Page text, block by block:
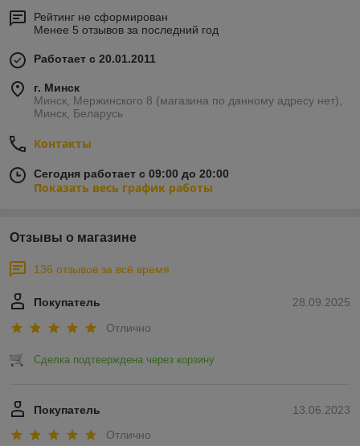
Рейтинг не сформирован
Менее 5 отзывов за последний год
Работает с 20.01.2011
г. Минск
Минск, Мержинского 8 (магазина по данному адресу нет),
Минск, Беларусь
Контакты
Сегодня работает с 09:00 до 20:00
Показать весь график работы
Отзывы о магазине
136 отзывов за всё время
28.09.2025
Покупатель
Отлично
Сделка подтверждена через корзину
13.06.2023
Покупатель
Отлично